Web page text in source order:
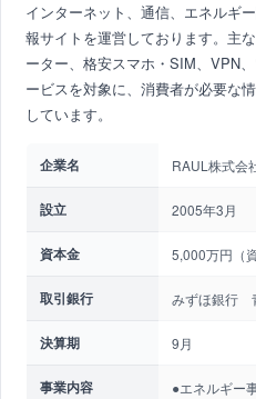
インターネット、通信、エネルギ
報サイトを運営しております。主
ーター、格安スマホ・SIM、VPN
ービスを対象に、消費者が必要な
しています。
企業名 RAUL株式会
設立 2005年3月
資本金 5,000万円（
取引銀行 みずほ銀行
決算期 9月
事業内容
●エネルギー